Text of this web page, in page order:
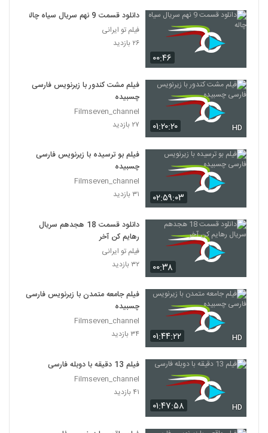
۰۰:۴۶
دانلود قسمت 9 نهم سریال سیاه چاله
فیلم تو ایرانی
۲۶ بازدید
۰۱:۲۰:۲۰ HD
فیلم مشت کندور با زیرنویس فارسی
چسبیده
Filmseven_channel
۲۷ بازدید
۰۲:۵۹:۰۳
فیلم بو ترسیده با زیرنویس فارسی
چسبیده
Filmseven_channel
۳۱ بازدید
۰۰:۳۸
دانلود قسمت 18 هجدهم سریال
رهایم کن آخر
فیلم تو ایرانی
۳۲ بازدید
۰۱:۴۴:۲۲ HD
فیلم جامعه متمدن با زیرنویس فارسی
چسبیده
Filmseven_channel
۳۴ بازدید
۰۱:۴۷:۵۸ HD
فیلم 13 دقیقه با دوبله فارسی
Filmseven_channel
۴۱ بازدید